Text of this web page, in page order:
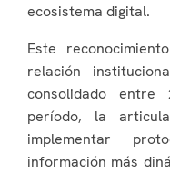
ecosistema digital.
Este
relación
consolidado
período, la
implementar
información más